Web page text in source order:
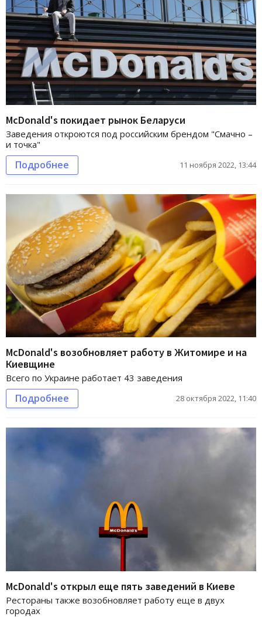
McDonald's покидает рынок Беларуси
Заведения откроются под российским брендом "Смачно –
и точка"
Подробнее 11 ноября 2022, 13:44
McDonald's возобновляет работу в Житомире и на
Киевщине
Всего по Украине работает 43 заведения
Подробнее 28 октября 2022, 11:40
McDonald's открыл еще пять заведений в Киеве
Рестораны также возобновляет работу еще в двух
городах